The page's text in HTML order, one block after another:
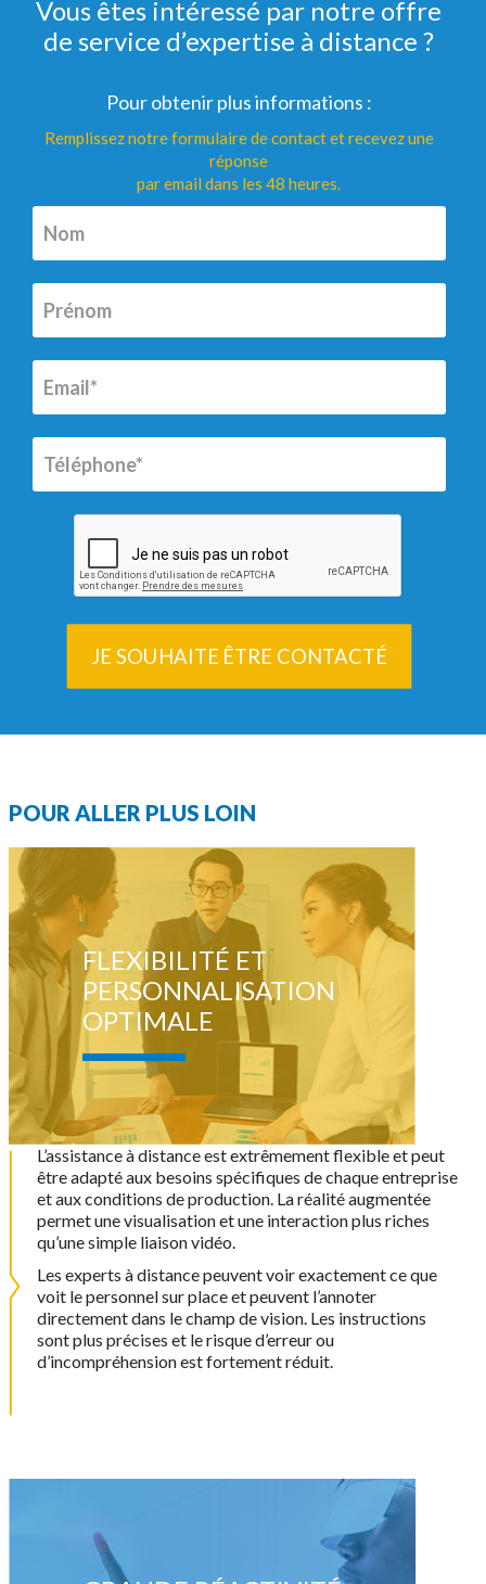
Vous êtes intéressé par notre offre
de service d’expertise à distance ?
Pour obtenir plus informations :
Remplissez notre formulaire de contact et recevez une
réponse
par email dans les 48 heures.
POUR ALLER PLUS LOIN
FLEXIBILITÉ ET
PERSONNALISATION
OPTIMALE
L’assistance à distance est extrêmement flexible et peut
être adapté aux besoins spécifiques de chaque entreprise
et aux conditions de production. La réalité augmentée
permet une visualisation et une interaction plus riches
qu’une simple liaison vidéo.
Les experts à distance peuvent voir exactement ce que
voit le personnel sur place et peuvent l’annoter
directement dans le champ de vision. Les instructions
sont plus précises et le risque d’erreur ou
d’incompréhension est fortement réduit.